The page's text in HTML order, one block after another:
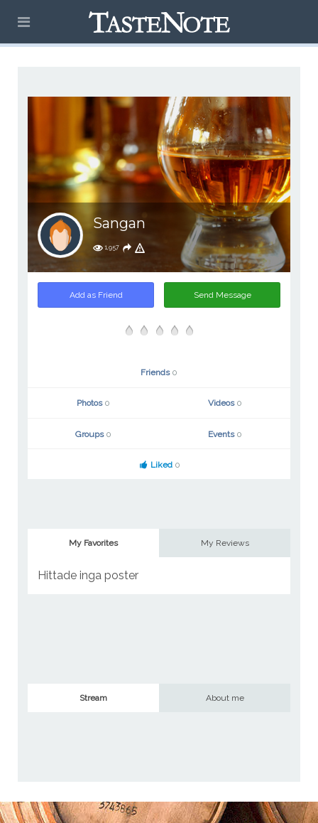
Sangan
1,957
Add as Friend Send Message
Friends 0
Photos 0 Videos 0
Groups 0 Events 0
Liked 0
My Favorites My Reviews
Hittade inga poster
Stream About me